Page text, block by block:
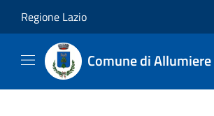
Regione Lazio
Comune di Allumiere